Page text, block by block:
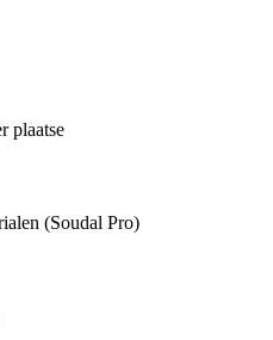
plaatse
(Soudal Pro)